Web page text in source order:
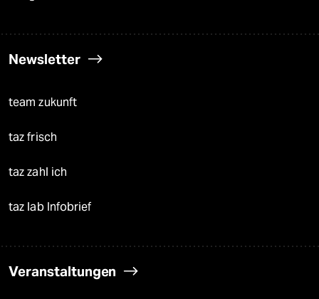
Newsletter
team zukunft
taz frisch
taz zahl ich
taz lab Infobrief
Veranstaltungen